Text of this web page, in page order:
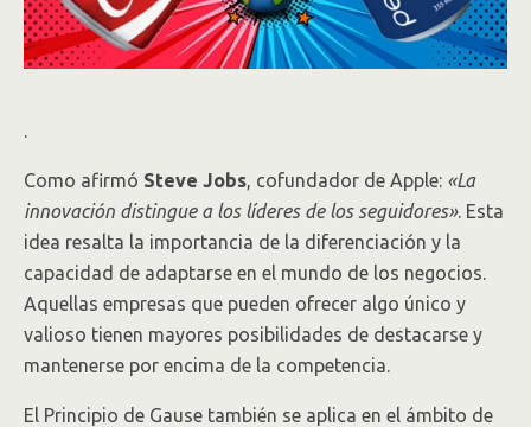
Como afirmó Steve Jobs , cofundador de Apple: «La
innovación distingue a los líderes de los seguidores». Esta
idea resalta la importancia de la diferenciación y la
capacidad de adaptarse en el mundo de los negocios.
Aquellas empresas que pueden ofrecer algo único y
valioso tienen mayores posibilidades de destacarse y
mantenerse por encima de la competencia.
El Principio de Gause también se aplica en el ámbito de